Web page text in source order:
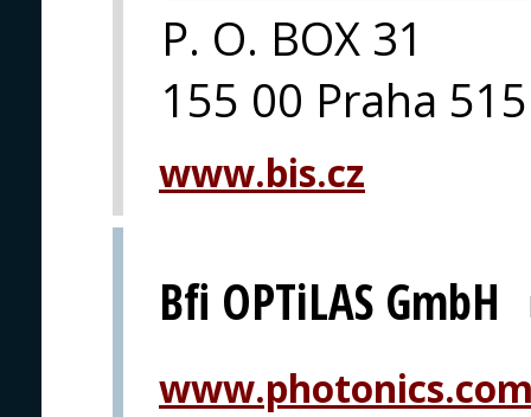
P. O. BOX 31
155 00 Praha 515
www.bis.cz
Bfi OPTiLAS GmbH